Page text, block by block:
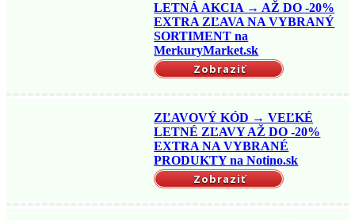
LETNÁ AKCIA → AŽ DO -20%
EXTRA ZĽAVA NA VYBRANÝ
SORTIMENT na
MerkuryMarket.sk
Zobraziť
ZĽAVOVÝ KÓD → VEĽKÉ
LETNÉ ZĽAVY AŽ DO -20%
EXTRA NA VYBRANÉ
PRODUKTY na Notino.sk
Zobraziť